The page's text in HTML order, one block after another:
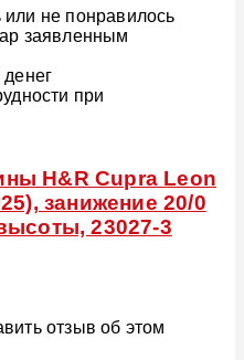
не понравилось
заявленным
при
H&R Cupra Leon
занижение 20/0
23027-3
отзыв об этом